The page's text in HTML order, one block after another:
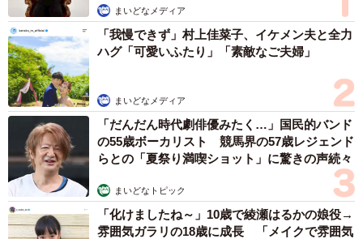
まいどなメディア
「我慢できず」村上佳菜子、イケメン夫と全力
ハグ「可愛いふたり」「素敵なご夫婦」
まいどなメディア
「だんだん時代劇俳優みたく…」国民的バンド
の55歳ボーカリスト 競馬界の57歳レジェンド
らとの「夏祭り満喫ショット」に驚きの声続々
まいどなトピック
「化けましたね～」10歳で綾瀬はるかの娘役→
雰囲気ガラリの18歳に成長 「メイクで雰囲気